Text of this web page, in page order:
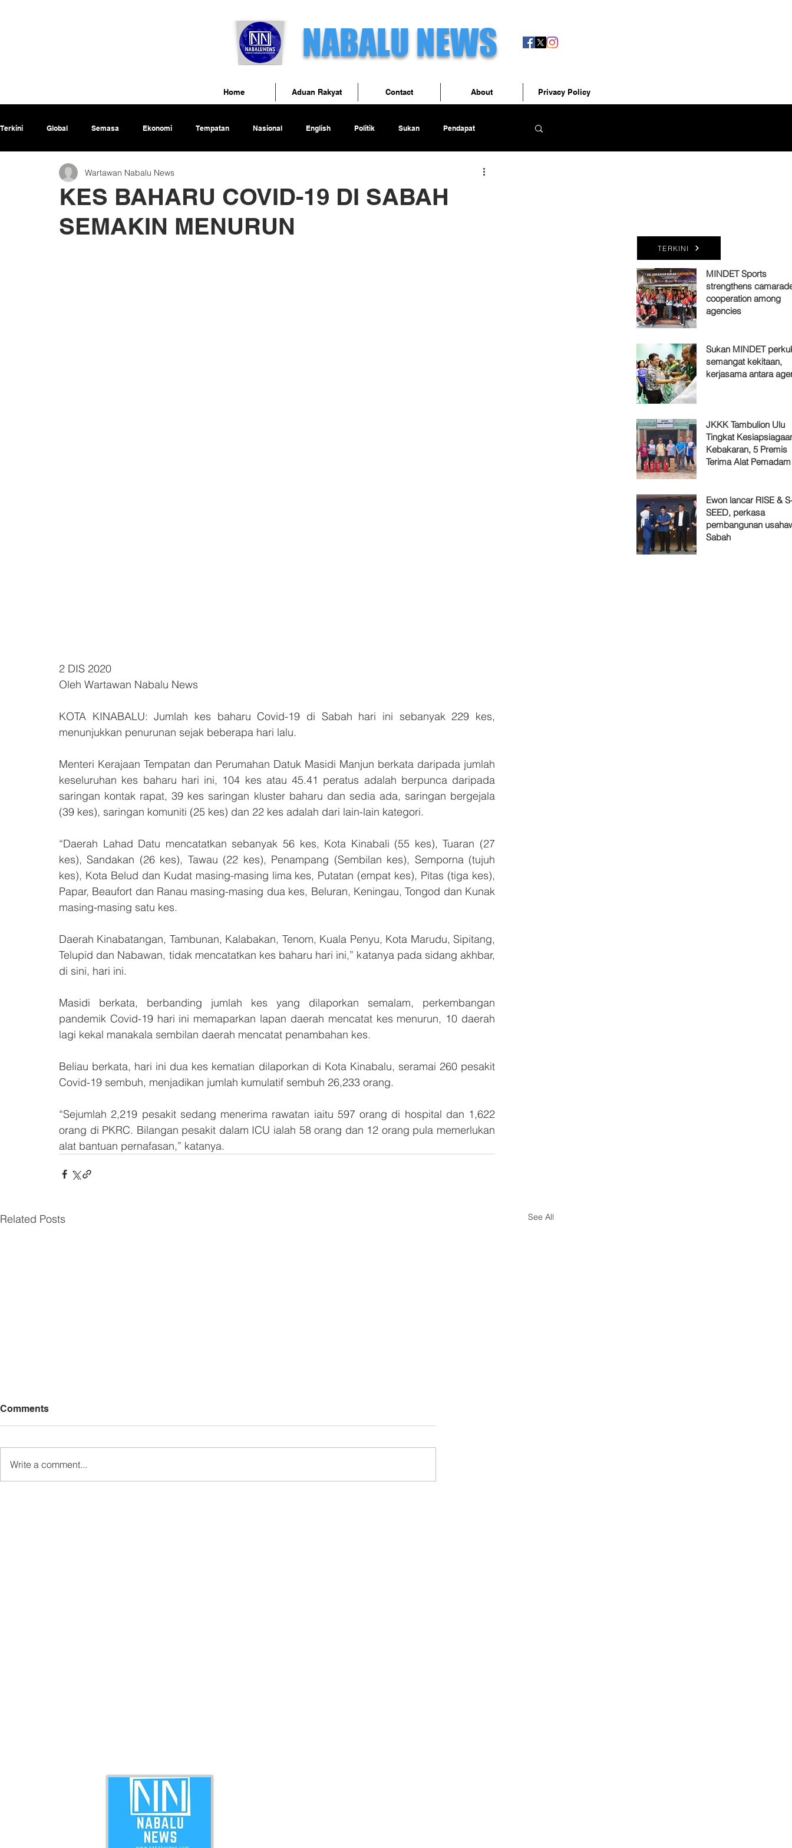
NABALU NEWS
Terkini Global Semasa Ekonomi Tempatan Nasional English Politik Sukan Pendapat
KES BAHARU COVID-19 DI SABAH
SEMAKIN MENURUN
Wartawan Nabalu News
2 DIS 2020
Oleh Wartawan Nabalu News
KOTA KINABALU: Jumlah kes baharu Covid-19 di Sabah hari ini sebanyak 229 kes,
menunjukkan penurunan sejak beberapa hari lalu.
Menteri Kerajaan Tempatan dan Perumahan Datuk Masidi Manjun berkata daripada jumlah
keseluruhan kes baharu hari ini, 104 kes atau 45.41 peratus adalah berpunca daripada
saringan kontak rapat, 39 kes saringan kluster baharu dan sedia ada, saringan bergejala
(39 kes), saringan komuniti (25 kes) dan 22 kes adalah dari lain-lain kategori.
“Daerah Lahad Datu mencatatkan sebanyak 56 kes, Kota Kinabali (55 kes), Tuaran (27
kes), Sandakan (26 kes), Tawau (22 kes), Penampang (Sembilan kes), Semporna (tujuh
kes), Kota Belud dan Kudat masing-masing lima kes, Putatan (empat kes), Pitas (tiga kes),
Papar, Beaufort dan Ranau masing-masing dua kes, Beluran, Keningau, Tongod dan Kunak
masing-masing satu kes.
Daerah Kinabatangan, Tambunan, Kalabakan, Tenom, Kuala Penyu, Kota Marudu, Sipitang,
Telupid dan Nabawan, tidak mencatatkan kes baharu hari ini,” katanya pada sidang akhbar,
di sini, hari ini.
Masidi berkata, berbanding jumlah kes yang dilaporkan semalam, perkembangan
pandemik Covid-19 hari ini memaparkan lapan daerah mencatat kes menurun, 10 daerah
lagi kekal manakala sembilan daerah mencatat penambahan kes.
Beliau berkata, hari ini dua kes kematian dilaporkan di Kota Kinabalu, seramai 260 pesakit
Covid-19 sembuh, menjadikan jumlah kumulatif sembuh 26,233 orang.
“Sejumlah 2,219 pesakit sedang menerima rawatan iaitu 597 orang di hospital dan 1,622
orang di PKRC. Bilangan pesakit dalam ICU ialah 58 orang dan 12 orang pula memerlukan
alat bantuan pernafasan,” katanya.
Related Posts See All
Comments
Write a comment...
TERKINI
MINDET Sports
strengthens
cooperation among
agencies
Sukan MINDET
semangat kekitaan,
kerjasama antara
JKKK Tambulion Ulu
Tingkat
Kebakaran, 5 Premis
Terima Alat
Ewon lancar RISE &
SEED, perkasa
pembangunan
Sabah
Home Aduan Rakyat Contact About Privacy Policy